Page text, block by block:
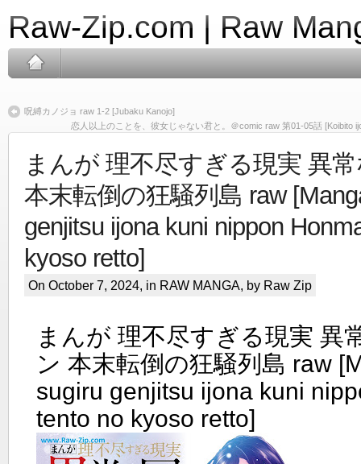
Raw-Zip.com | Raw
呪縛カノジョ raw 1-2 [Jubaku Kanojo]
恋人以上のことを、彼女じゃない君と。＠comic raw 第01-05話 [Koibito
まんが 理不尽すぎる現実 異
本末転倒の狂騒列島 raw
genjitsu ijona kuni nippon
kyoso retto]
On October 7, 2024, in RAW MANGA, by Raw Zip
まんが 理不尽すぎる現実 異
ン 本末転倒の狂騒列島 raw
sugiru genjitsu ijona kuni
tento no kyoso retto]